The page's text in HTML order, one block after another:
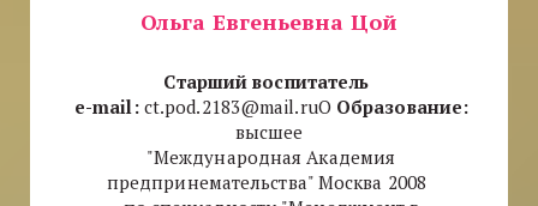
Ольга Евгеньевна Цой
Старший воспитатель
e-mail:ct.pod.2183@mail.ruO Образование:
высшее
"Международная Академия
предпринемательства" Москва 2008